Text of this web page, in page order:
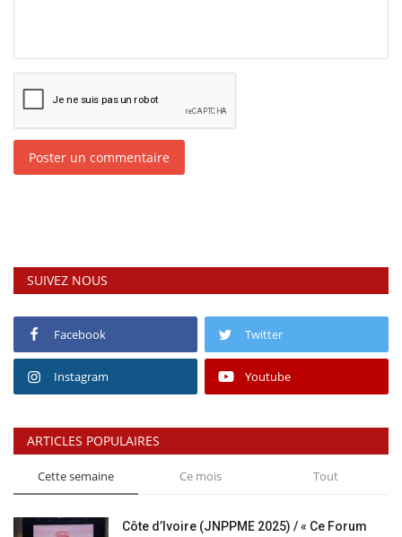
Poster un commentaire
SUIVEZ NOUS
Facebook Twitter
Instagram Youtube
ARTICLES POPULAIRES
Cette semaine Ce mois Tout
Côte d’Ivoire (JNPPME 2025) / « Ce Forum